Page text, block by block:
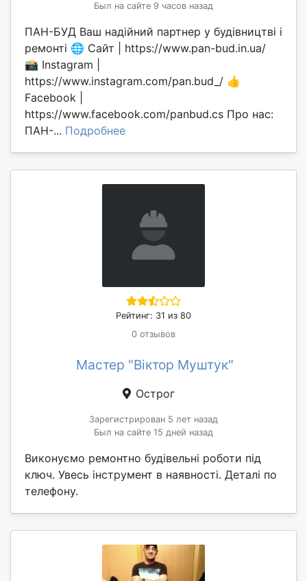
Был на сайте 9 часов назад
ПАН-БУД Ваш надійний партнер у будівництві і
ремонті 🌐 Сайт | https://www.pan-bud.in.ua/
📸 Instagram |
https://www.instagram.com/pan.bud_/ 👍
Facebook |
https://www.facebook.com/panbud.cs Про нас:
ПАН-... Подробнее
Рейтинг: 31 из 80
0 отзывов
Мастер "Віктор Муштук"
Острог
Зарегистрирован 5 лет назад
Был на сайте 15 дней назад
Виконуємо ремонтно будівельні роботи під
ключ. Увесь інструмент в наявності. Деталі по
телефону.